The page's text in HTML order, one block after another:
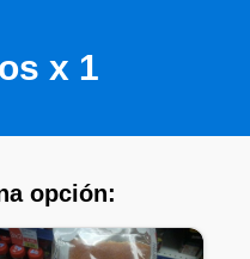
x 1
opción: